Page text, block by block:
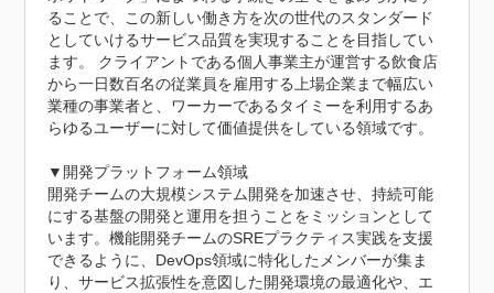
ることで、この新しい働き方を次の世代のスタンダード
としていけるサービス品質を実現することを目指してい
ます。 クライアントである個人事業主が運営する飲食店
から一日数百名の従業員を雇用する上場企業まで幅広い
業種の事業者と、ワーカーであるタイミーを利用するあ
らゆるユーザーに対して価値提供をしている領域です。
▼開発プラットフォーム領域
開発チームの大規模システム開発を加速させ、持続可能
にする基盤の開発と運用を担うことをミッションとして
います。機能開発チームのSREプラクティス実践を支援
できるように、DevOps領域に特化したメンバーが集ま
り、サービス拡張性を意図した開発環境の最適化や、エ